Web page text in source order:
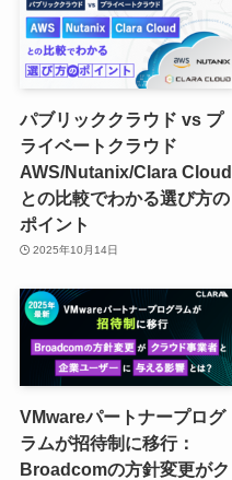
パブリッククラウド vs プ
ライベートクラウド
AWS/Nutanix/Clara Cloud
との比較でわかる選び方の
ポイント
2025年10月14日
VMwareパートナープログ
ラムが招待制に移行：
Broadcomの方針変更がク